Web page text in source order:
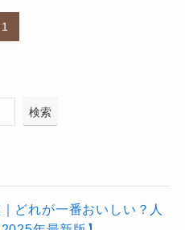
1
検索
どれが一番おいしい？人